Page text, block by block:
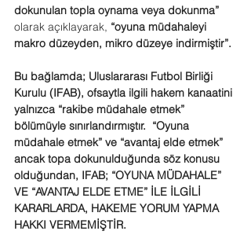
dokunulan topla oynama veya dokunma”
olarak açıklayarak, “oyuna müdahaleyi
makro düzeyden, mikro düzeye indirmiştir”.
Bu bağlamda; Uluslararası Futbol Birliği
Kurulu (IFAB), ofsaytla ilgili hakem kanaatini
yalnızca “rakibe müdahale etmek”
bölümüyle sınırlandırmıştır.  “Oyuna
müdahale etmek” ve “avantaj elde etmek”
ancak topa dokunulduğunda söz konusu
olduğundan, IFAB; “OYUNA MÜDAHALE”
VE “AVANTAJ ELDE ETME” İLE İLGİLİ
KARARLARDA, HAKEME YORUM YAPMA
HAKKI VERMEMİŞTİR.